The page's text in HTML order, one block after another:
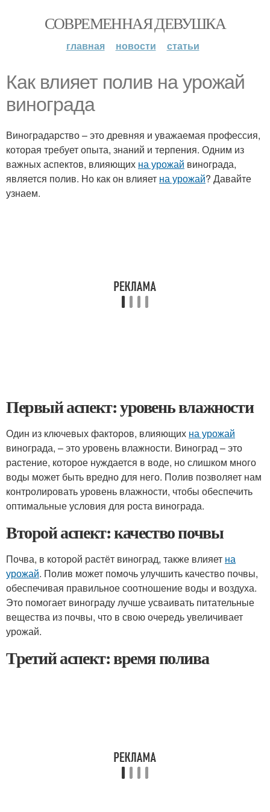
СОВРЕМЕННАЯ ДЕВУШКА
главная новости статьи
Как влияет полив на урожай
винограда
Виноградарство – это древняя и уважаемая профессия,
которая требует опыта, знаний и терпения. Одним из
важных аспектов, влияющих на урожай винограда,
является полив. Но как он влияет на урожай? Давайте
узнаем.
Первый аспект: уровень влажности
Один из ключевых факторов, влияющих на урожай
винограда, – это уровень влажности. Виноград – это
растение, которое нуждается в воде, но слишком много
воды может быть вредно для него. Полив позволяет нам
контролировать уровень влажности, чтобы обеспечить
оптимальные условия для роста винограда.
Второй аспект: качество почвы
Почва, в которой растёт виноград, также влияет на
урожай. Полив может помочь улучшить качество почвы,
обеспечивая правильное соотношение воды и воздуха.
Это помогает винограду лучше усваивать питательные
вещества из почвы, что в свою очередь увеличивает
урожай.
Третий аспект: время полива